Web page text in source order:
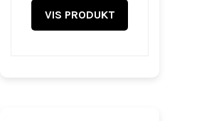
VIS PRODUKT